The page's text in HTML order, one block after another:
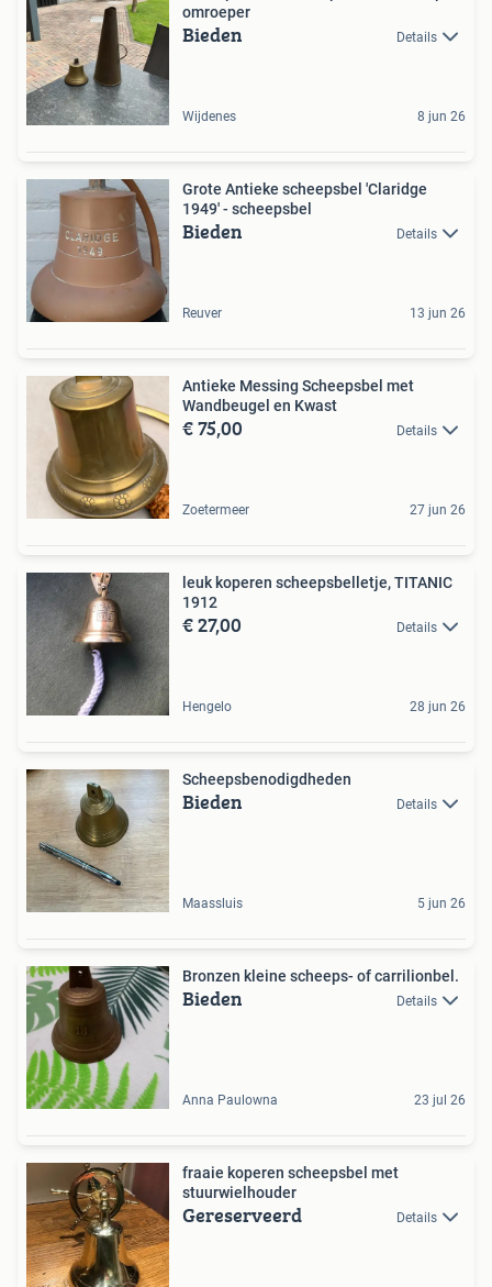
omroeper
Bieden Details
Wijdenes 8 jun 26
Grote Antieke scheepsbel 'Claridge
1949' - scheepsbel
Bieden Details
Reuver 13 jun 26
Antieke Messing Scheepsbel met
Wandbeugel en Kwast
€ 75,00 Details
Zoetermeer 27 jun 26
leuk koperen scheepsbelletje, TITANIC
1912
€ 27,00 Details
Hengelo 28 jun 26
Scheepsbenodigdheden
Bieden Details
Maassluis 5 jun 26
Bronzen kleine scheeps- of carrilionbel.
Bieden Details
Anna Paulowna 23 jul 26
fraaie koperen scheepsbel met
stuurwielhouder
Gereserveerd Details